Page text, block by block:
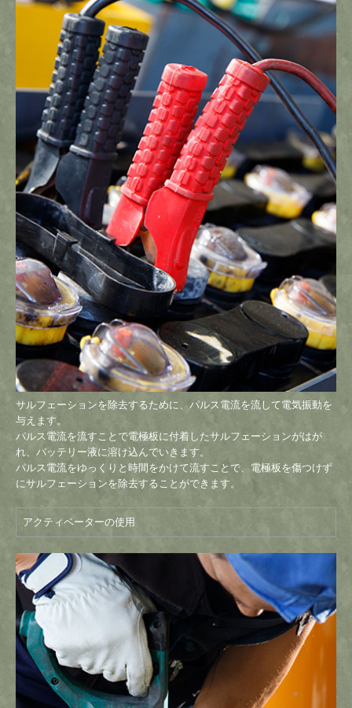
サルフェーションを除去するために、パルス電流を流して電気振動を
与えます。
パルス電流を流すことで電極板に付着したサルフェーションがはが
れ、バッテリー液に溶け込んでいきます。
パルス電流をゆっくりと時間をかけて流すことで、電極板を傷つけず
にサルフェーションを除去することができます。
アクティベーターの使用